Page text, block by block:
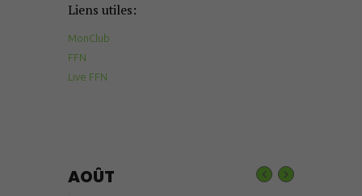
Liens utiles:
MonClub
FFN
Live FFN
AOÛT